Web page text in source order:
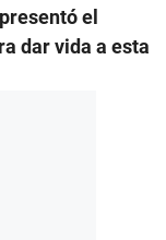
el
dar vida a esta